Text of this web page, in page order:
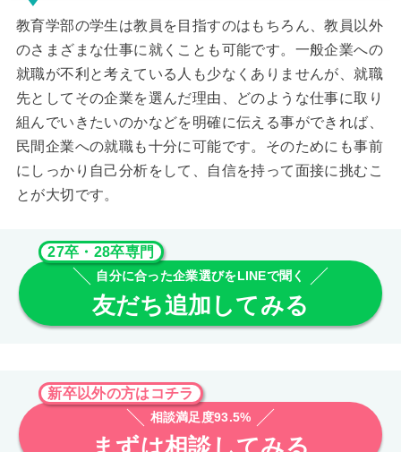
教育学部の学生は教員を目指すのはもちろん、教員以外
のさまざまな仕事に就くことも可能です。一般企業への
就職が不利と考えている人も少なくありませんが、就職
先としてその企業を選んだ理由、どのような仕事に取り
組んでいきたいのかなどを明確に伝える事ができれば、
民間企業への就職も十分に可能です。そのためにも事前
にしっかり自己分析をして、自信を持って面接に挑むこ
とが大切です。
27卒・28卒専門
自分に合った企業選びをLINEで聞く
友だち追加してみる
新卒以外の方はコチラ
相談満足度93.5%
まずは相談してみる